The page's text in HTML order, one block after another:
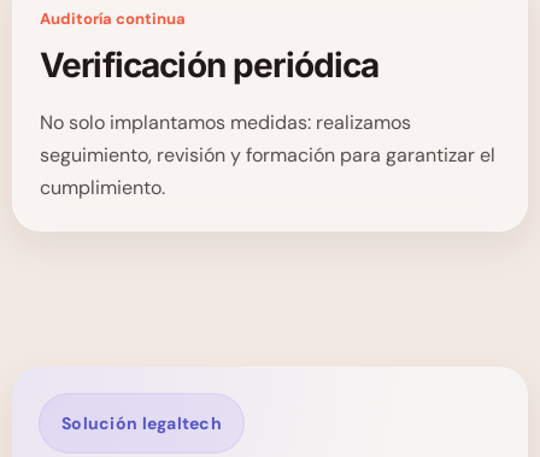
Auditoría continua
Verificación periódica
No solo implantamos medidas: realizamos
seguimiento, revisión y formación para garantizar el
cumplimiento.
Solución legaltech